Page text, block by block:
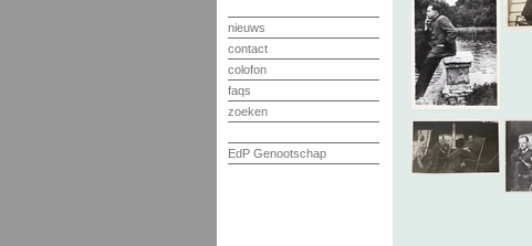
nieuws
contact
colofon
faqs
zoeken
EdP Genootschap